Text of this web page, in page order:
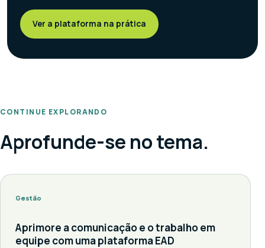
Ver a plataforma na prática
CONTINUE EXPLORANDO
Aprofunde-se no tema.
Gestão
Aprimore a comunicação e o trabalho em
equipe com uma plataforma EAD